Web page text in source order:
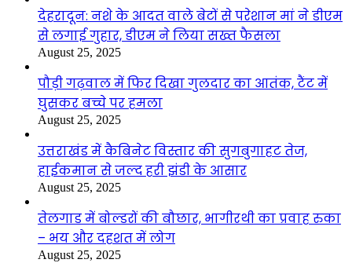
देहरादून: नशे के आदत वाले बेटों से परेशान मां ने डीएम
से लगाई गुहार, डीएम ने लिया सख्त फैसला
August 25, 2025
पौड़ी गढ़वाल में फिर दिखा गुलदार का आतंक, टैंट में
घुसकर बच्चे पर हमला
August 25, 2025
उत्तराखंड में कैबिनेट विस्तार की सुगबुगाहट तेज,
हाईकमान से जल्द हरी झंडी के आसार
August 25, 2025
तेलगाड में बोल्डरों की बौछार, भागीरथी का प्रवाह रुका
– भय और दहशत में लोग
August 25, 2025